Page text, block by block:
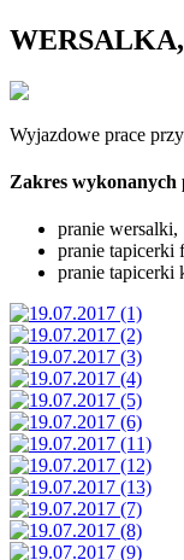
Wyjazdowe prace
Zakres wykonanych
pranie wersalki,
pranie tapicerki
pranie tapicerki